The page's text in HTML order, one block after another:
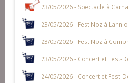
23/05/2026 - Spectacle à
23/05/2026 - Fest Noz à
23/05/2026 - Fest Noz à
23/05/2026 - Concert et Fest-
24/05/2026 - Concert et Fest-